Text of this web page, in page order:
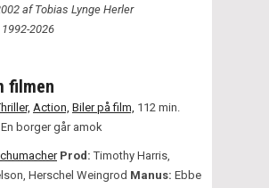
af Tobias Lynge Herler
2026
filmen
Action, Biler på film, 112 min.
En borger går amok
Prod: Timothy Harris,
Herschel Weingrod Manus: Ebbe